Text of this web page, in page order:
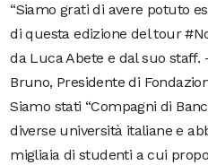
“Siamo grati di avere potuto
di questa edizione del tour
da Luca Abete e dal suo staff.
Bruno, Presidente di
Siamo stati “Compagni di
diverse università italiane e
migliaia di studenti a cui